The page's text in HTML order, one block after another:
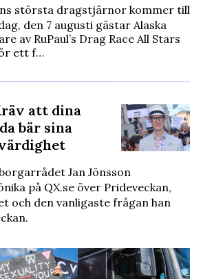
största dragstjärnor kommer till
den 7 augusti gästar Alaska
av RuPaul’s Drag Race All Stars
ett f…
att dina
bär sina
Jan Jönsson
på QX.se över Prideveckan,
och den vanligaste frågan han